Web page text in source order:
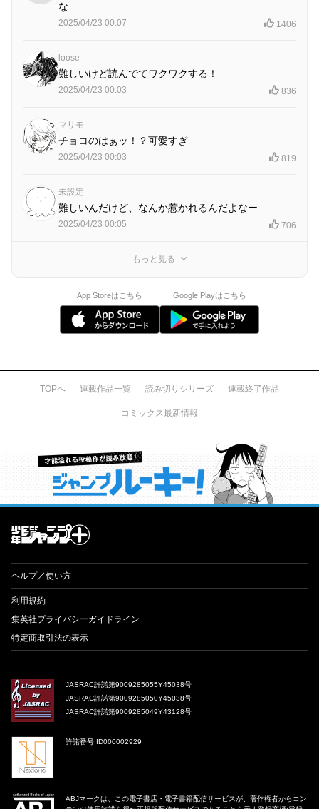
な
2025/04/23 00:07 1406
loose
難しいけど読んでてワクワクする！
2025/04/23 00:03 836
マリモ
チョコのはぁッ！？可愛すぎ
2025/04/23 00:03 819
未設定
難しいんだけど、なんか惹かれるんだよなー
2025/04/23 00:05 706
もっと見る
App Storeはこちら Google Playはこちら
TOPへ 連載作品一覧 読み切りシリーズ 連載終了作品
コミックス最新情報
才能溢れる投稿作が読み放題！ ジャンプルーキー！
ヘルプ／使い方
利用規約
集英社プライバシーガイドライン
特定商取引法の表示
JASRAC許諾第9009285055Y45038号
JASRAC許諾第9009285050Y45038号
JASRAC許諾第9009285049Y43128号
許諾番号 ID000002929
ABJマークは、この電子書店・電子書籍配信サービスが、著作権者からコン